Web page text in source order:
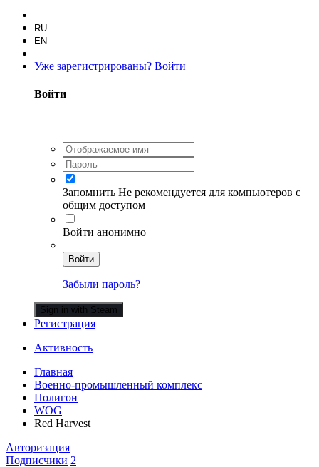
RU
EN
Уже зарегистрированы? Войти
Войти
Запомнить Не рекомендуется для компьютеров с
общим доступом
Войти анонимно
Войти
Забыли пароль?
Sign in with Steam
Регистрация
Активность
Главная
Военно-промышленный комплекс
Полигон
WOG
Red Harvest
Авторизация
Подписчики 2